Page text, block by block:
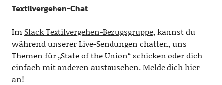
Textilvergehen-Chat
Im Slack Textilvergehen-Bezugsgruppe, kannst du
während unserer Live-Sendungen chatten, uns
Themen für „State of the Union“ schicken oder dich
einfach mit anderen austauschen.Melde dich hier
an!